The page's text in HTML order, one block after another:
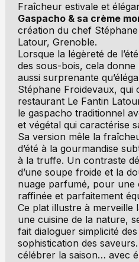
Fraîcheur estivale et
Gaspacho & sa crème
création du chef
Latour, Grenoble.
Lorsque la légèreté de
des sous-bois, cela
aussi surprenante
Stéphane Froidevaux, qui
restaurant Le Fantin
le gaspacho traditionnel
et végétal qui caractérise
Sa version mêle la
d’été à la gourmandise
à la truffe. Un contraste
d’une soupe froide et la
nuage parfumé, pour une
raffinée et parfaitement
Ce plat illustre à merveille
une cuisine de la nature,
fait dialoguer simplicité
sophistication des
célébrer la saison… avec